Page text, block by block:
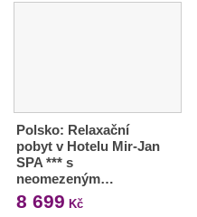
Polsko: Relaxační
pobyt v Hotelu Mir-Jan
SPA *** s
neomezeným…
8 699 Kč